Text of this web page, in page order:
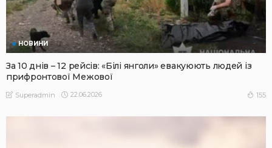
НОВИНИ
За 10 днів – 12 рейсів: «Білі янголи» евакуюють людей із
прифронтової Межової
Superadmin 22.06.2026 155